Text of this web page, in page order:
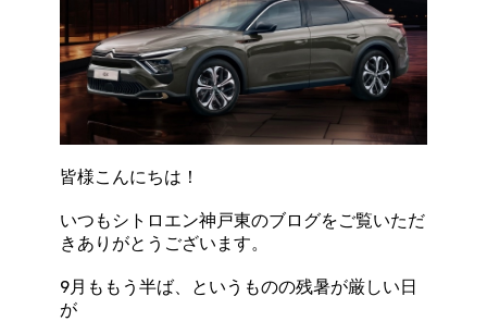
皆様こんにちは！
いつもシトロエン神戸東のブログをご覧いただ
きありがとうございます。
9月ももう半ば、というものの残暑が厳しい日
が